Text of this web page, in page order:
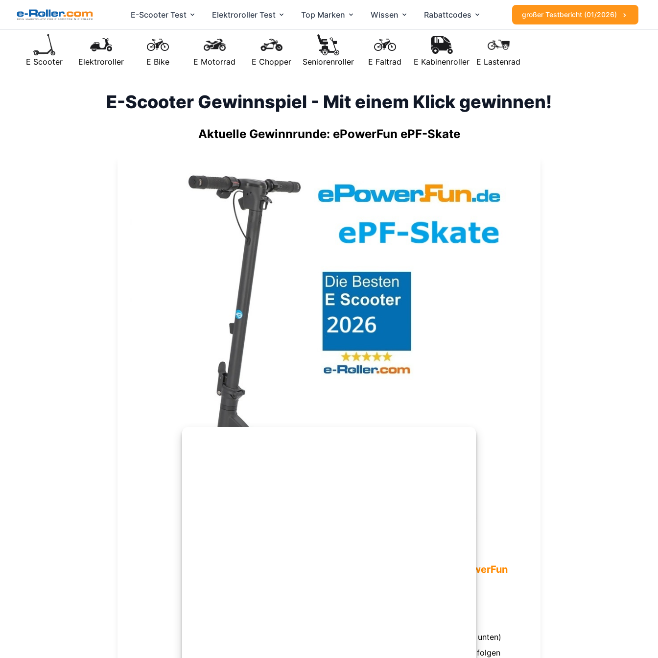
großer Testbericht (01/2026)
E-Scooter Test Elektroroller Test Top Marken Wissen Rabattcodes
E Scooter Elektroroller E Bike E Motorrad E Chopper Seniorenroller E Faltrad E Kabinenroller E Lastenrad
E-Scooter Gewinnspiel - Mit einem Klick gewinnen!
Aktuelle Gewinnrunde: ePowerFun ePF-Skate
ePowerFun
Newsletter eingetragen sind (siehe unten)
folgen